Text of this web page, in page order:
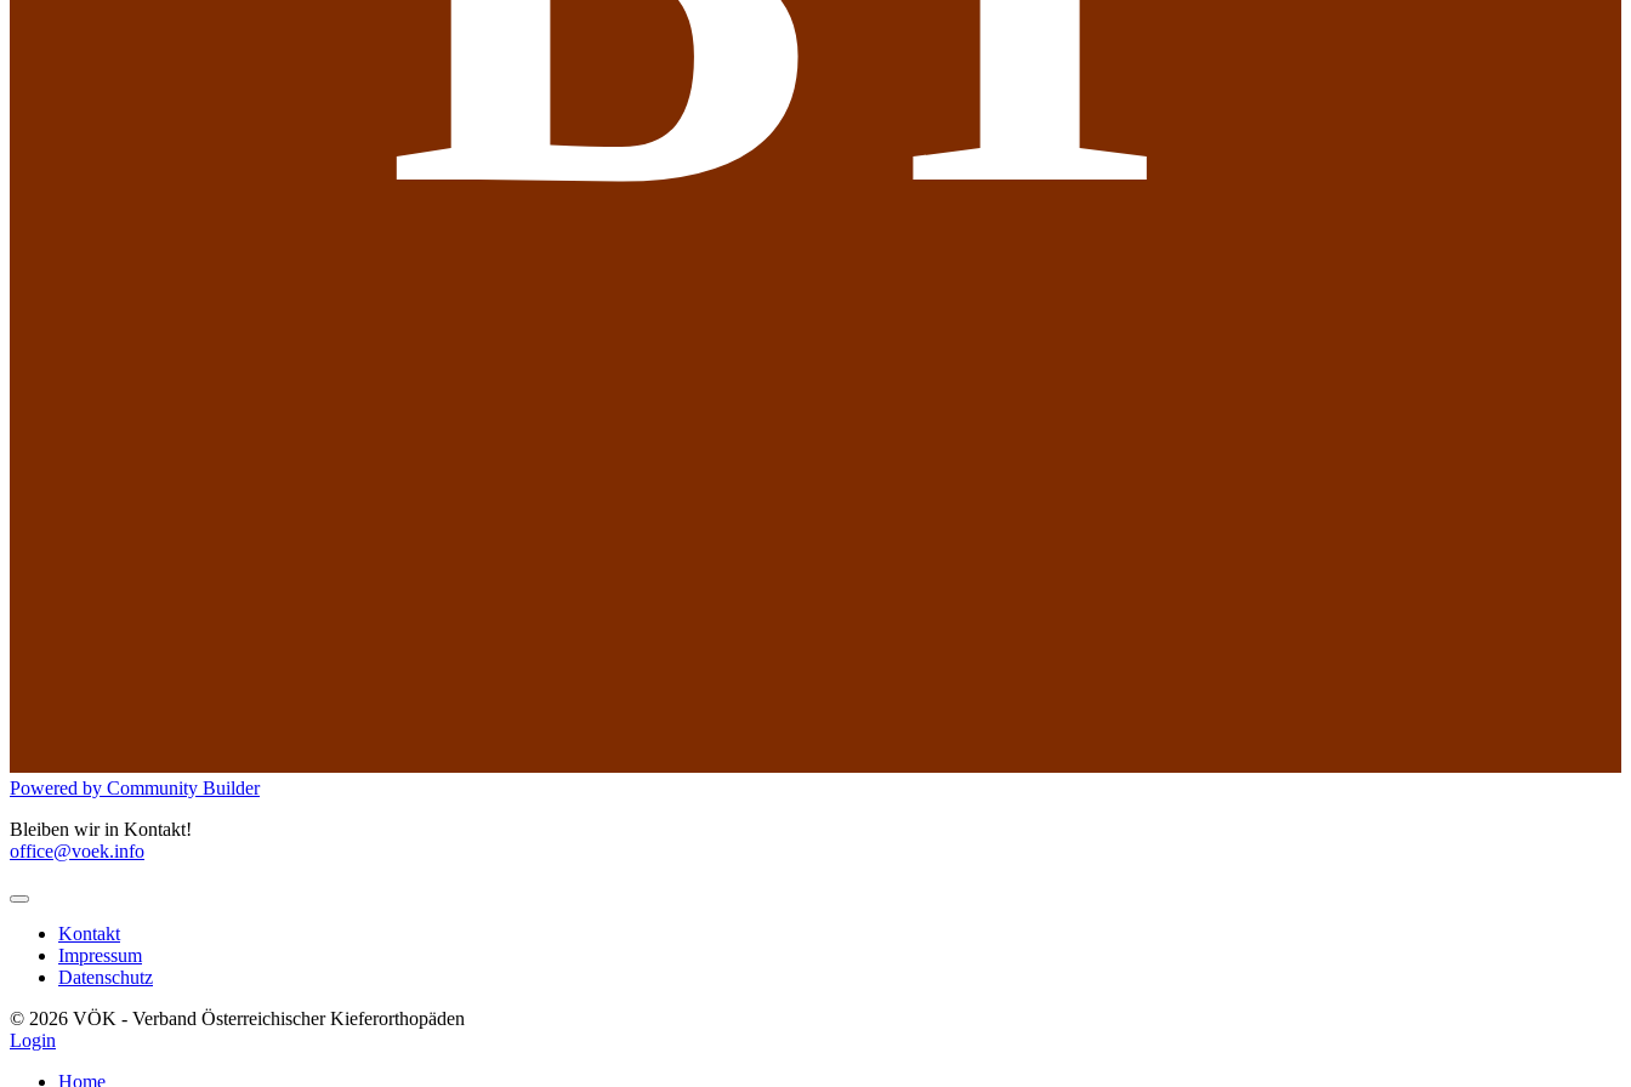
Powered by Community Builder
Bleiben wir in Kontakt!
office@voek.info
Kontakt
Impressum
Datenschutz
© 2026 VÖK - Verband Österreichischer Kieferorthopäden
Login
Home